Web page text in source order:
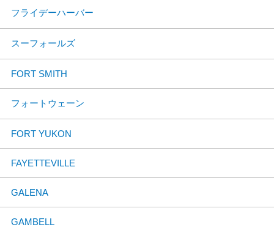
フライデーハーバー
スーフォールズ
FORT SMITH
フォートウェーン
FORT YUKON
FAYETTEVILLE
GALENA
GAMBELL